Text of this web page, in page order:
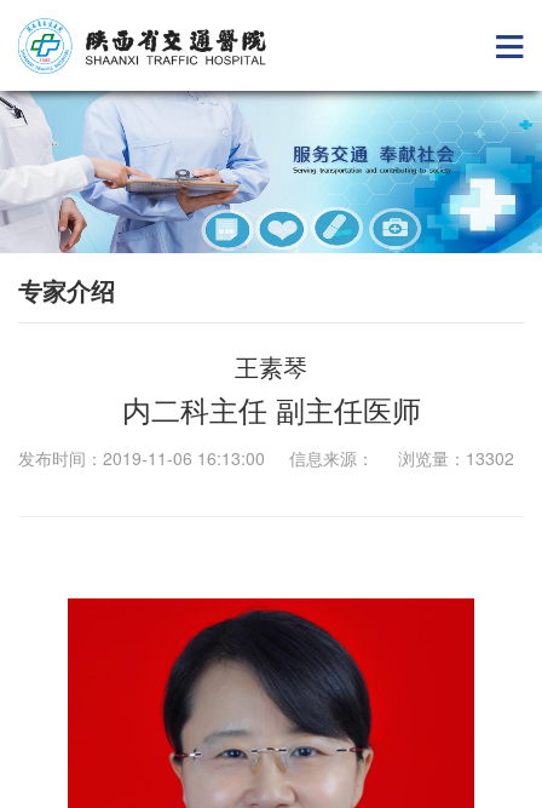
专家介绍
王素琴
内二科主任 副主任医师
发布时间：2019-11-06 16:13:00 信息来源： 浏览量：13302